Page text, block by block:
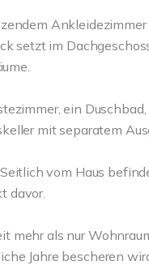
setzt im
ein
mit separatem
vom Haus
davor.
mehr als nur
Jahre bescheren